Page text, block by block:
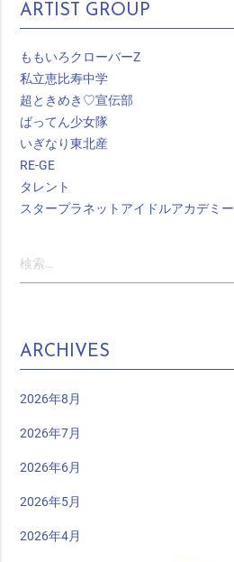
ARTIST GROUP
ももいろクローバーZ
私立恵比寿中学
超ときめき♡宣伝部
ばってん少女隊
いぎなり東北産
RE-GE
タレント
スタープラネットアイドルアカデミー
索:
ARCHIVES
2026年8月
2026年7月
2026年6月
2026年5月
2026年4月